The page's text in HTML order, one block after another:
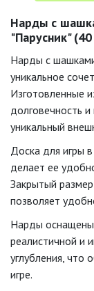
Нарды с
"Парусник"
Нарды с
уникальное
Изготовленные
долговечность
уникальный
Доска для игры
делает ее
Закрытый
позволяет
Нарды оснащены
реалистичной и
углубления, что
игре.